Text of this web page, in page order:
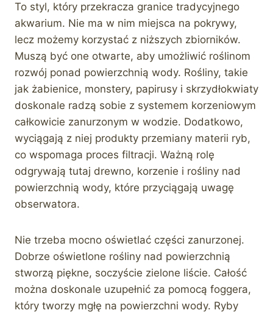
To styl, który przekracza granice tradycyjnego
akwarium. Nie ma w nim miejsca na pokrywy,
lecz możemy korzystać z niższych zbiorników.
Muszą być one otwarte, aby umożliwić roślinom
rozwój ponad powierzchnią wody. Rośliny, takie
jak żabienice, monstery, papirusy i skrzydłokwiaty
doskonale radzą sobie z systemem korzeniowym
całkowicie zanurzonym w wodzie. Dodatkowo,
wyciągają z niej produkty przemiany materii ryb,
co wspomaga proces filtracji. Ważną rolę
odgrywają tutaj drewno, korzenie i rośliny nad
powierzchnią wody, które przyciągają uwagę
obserwatora.
Nie trzeba mocno oświetlać części zanurzonej.
Dobrze oświetlone rośliny nad powierzchnią
stworzą piękne, soczyście zielone liście. Całość
można doskonale uzupełnić za pomocą foggera,
który tworzy mgłę na powierzchni wody. Ryby